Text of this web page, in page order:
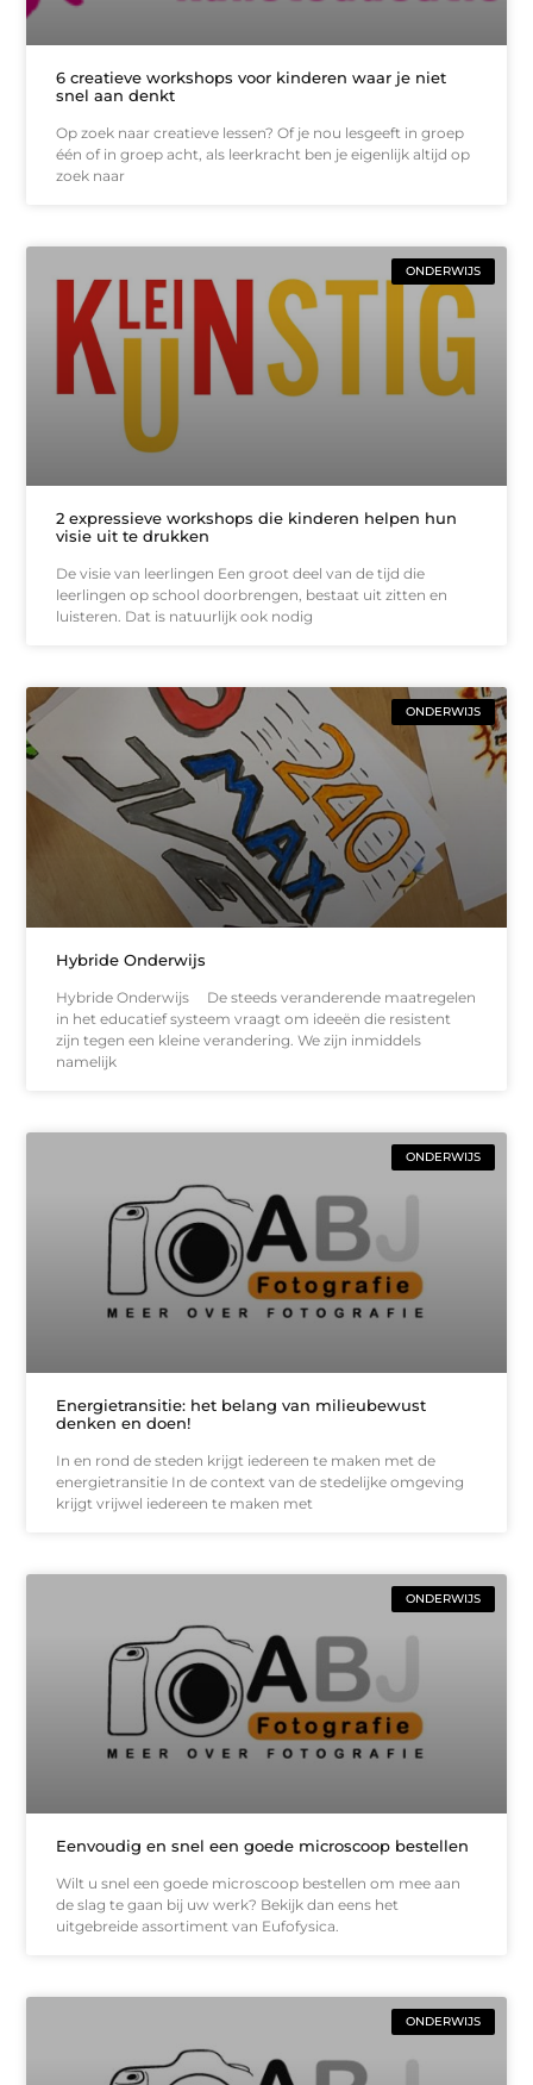
6 creatieve workshops voor kinderen waar je niet
snel aan denkt
Op zoek naar creatieve lessen? Of je nou lesgeeft in groep
één of in groep acht, als leerkracht ben je eigenlijk altijd op
zoek naar
ONDERWIJS
2 expressieve workshops die kinderen helpen hun
visie uit te drukken
De visie van leerlingen Een groot deel van de tijd die
leerlingen op school doorbrengen, bestaat uit zitten en
luisteren. Dat is natuurlijk ook nodig
ONDERWIJS
Hybride Onderwijs
Hybride Onderwijs De steeds veranderende maatregelen
in het educatief systeem vraagt om ideeën die resistent
zijn tegen een kleine verandering. We zijn inmiddels
namelijk
ONDERWIJS
Energietransitie: het belang van milieubewust
denken en doen!
In en rond de steden krijgt iedereen te maken met de
energietransitie In de context van de stedelijke omgeving
krijgt vrijwel iedereen te maken met
ONDERWIJS
Eenvoudig en snel een goede microscoop bestellen
Wilt u snel een goede microscoop bestellen om mee aan
de slag te gaan bij uw werk? Bekijk dan eens het
uitgebreide assortiment van Eufofysica.
ONDERWIJS